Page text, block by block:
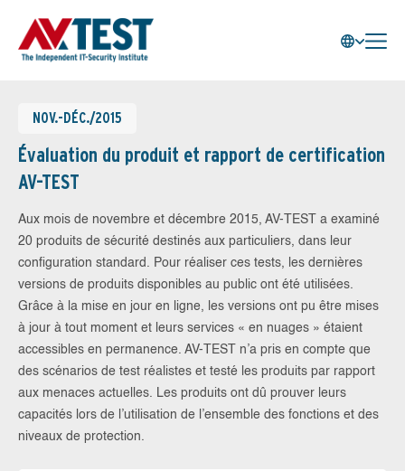
NOV.-DÉC./2015
Évaluation du produit et rapport de certification
AV-TEST
Aux mois de novembre et décembre 2015, AV-TEST a examiné
20 produits de sécurité destinés aux particuliers, dans leur
configuration standard. Pour réaliser ces tests, les dernières
versions de produits disponibles au public ont été utilisées.
Grâce à la mise en jour en ligne, les versions ont pu être mises
à jour à tout moment et leurs services « en nuages » étaient
accessibles en permanence. AV-TEST n’a pris en compte que
des scénarios de test réalistes et testé les produits par rapport
aux menaces actuelles. Les produits ont dû prouver leurs
capacités lors de l’utilisation de l’ensemble des fonctions et des
niveaux de protection.